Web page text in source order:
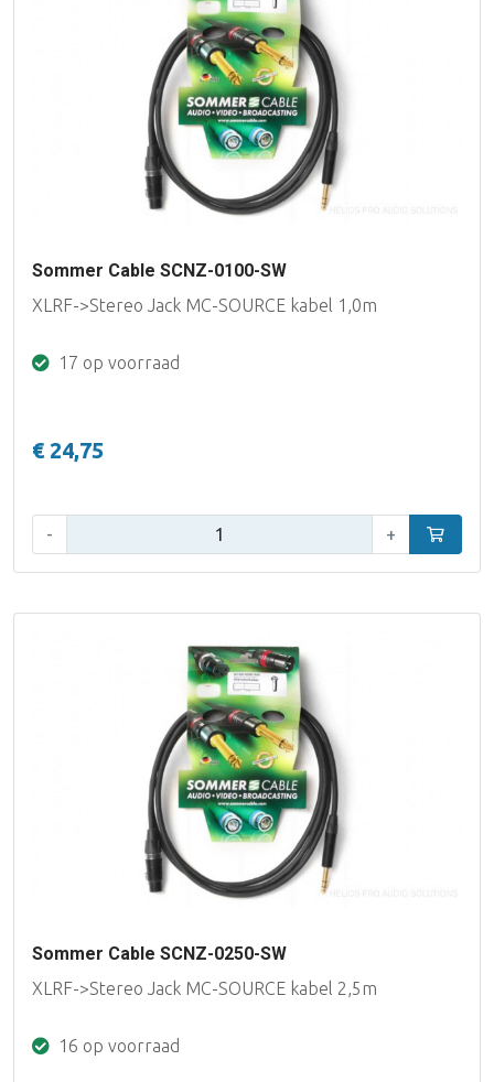
Sommer Cable SCNZ-0100-SW
XLRF->Stereo Jack MC-SOURCE kabel 1,0m
17 op voorraad
€ 24,75
- + In
Sommer Cable SCNZ-0250-SW
XLRF->Stereo Jack MC-SOURCE kabel 2,5m
16 op voorraad